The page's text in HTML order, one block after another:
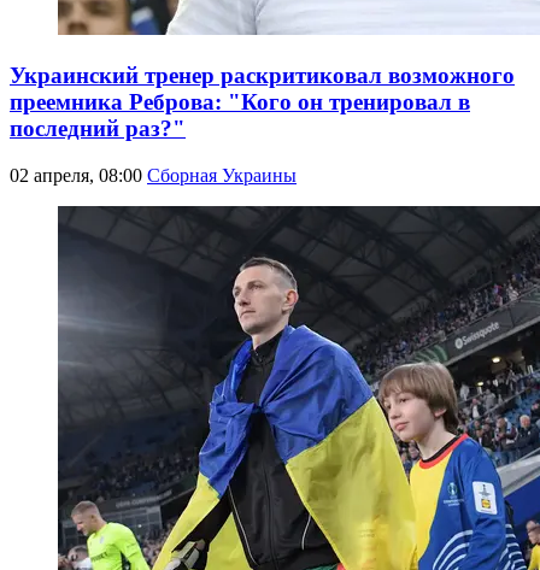
Украинский тренер раскритиковал возможного
преемника Реброва: "Кого он тренировал в
последний раз?"
02 апреля, 08:00 Сборная Украины